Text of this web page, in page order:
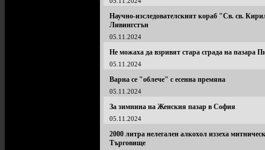
Научно-изследователският кораб "Св. св.
Ливингстън
05.11.2024
Не можаха да взривят стара сграда на пазара
05.11.2024
Варна се "облече" с есенна премяна
05.11.2024
За зимнина на Женския пазар в София
05.11.2024
2000 литра нелегален алкохол иззеха
Търговище